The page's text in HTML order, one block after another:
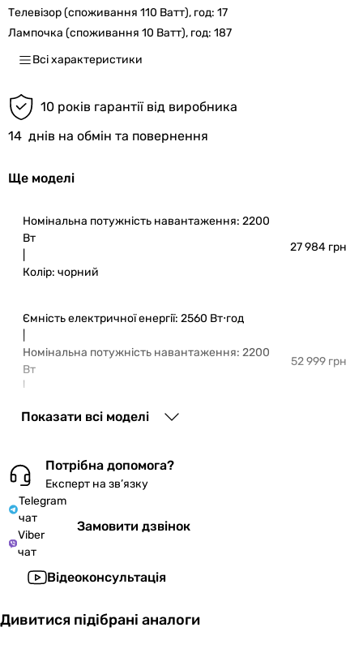
Телевізор (споживання 110 Ватт), год: 17
Лампочка (споживання 10 Ватт), год: 187
Всі характеристики
10 років гарантії від виробника
14 днів на обмін та повернення
Ще моделі
Номінальна потужність навантаження: 2200
Вт
Колір: чорний
27 984 грн
Ємність електричної енергії: 2560 Вт⋅год
|
Номінальна потужність навантаження: 2200
Вт
|
52 999 грн
|
Номінальна потужність навантаження: 2200 Вт
|
Колір:
чорний
Вт
Показати всі моделі
Потрібна допомога?
Експерт на зв’язку
Telegram
чат
Viber
чат
Замовити дзвінок
Відеоконсультація
Дивитися підібрані аналоги